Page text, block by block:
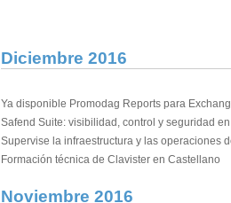
Diciembre 2016
Ya disponible Promodag Reports para
Safend Suite: visibilidad, control y seguridad
Supervise la infraestructura y las operaciones
Formación técnica de Clavister en Castellano
Noviembre 2016